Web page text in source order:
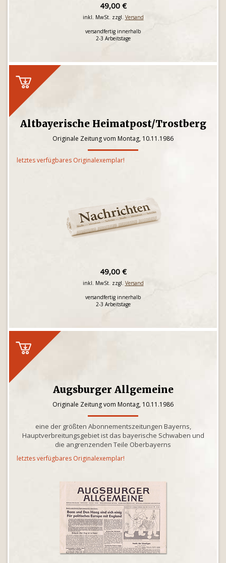
49,00 €
inkl. MwSt. zzgl. Versand
versandfertig innerhalb
2-3 Arbeitstage
Altbayerische Heimatpost/Trostberg
Originale Zeitung vom Montag, 10.11.1986
letztes verfügbares Originalexemplar!
49,00 €
inkl. MwSt. zzgl. Versand
versandfertig innerhalb
2-3 Arbeitstage
Augsburger Allgemeine
Originale Zeitung vom Montag, 10.11.1986
eine der größten Abonnementszeitungen Bayerns,
Hauptverbreitungsgebiet ist das bayerische Schwaben und
die angrenzenden Teile Oberbayerns
letztes verfügbares Originalexemplar!